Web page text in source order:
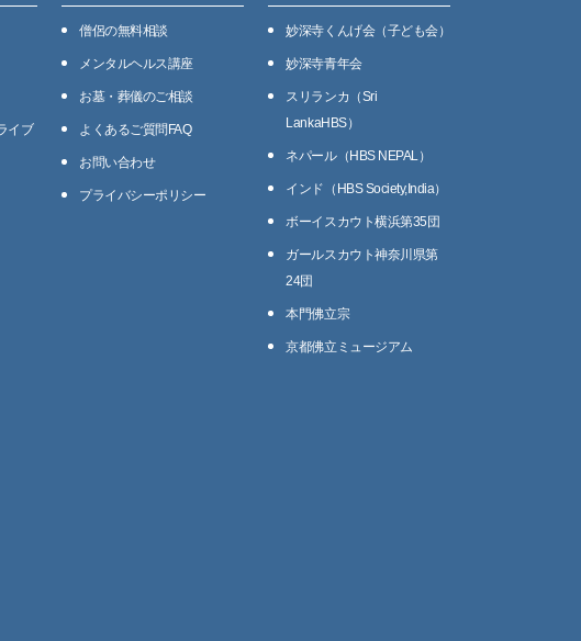
イブ
僧侶の無料相談
メンタルヘルス講座
お墓・葬儀のご相談
よくあるご質問FAQ
お問い合わせ
プライバシーポリシー
妙深寺くんげ会（⼦ども会）
妙深寺⻘年会
スリランカ（Sri
LankaHBS）
ネパール（HBS NEPAL）
インド（HBS Society,India）
ボーイスカウト横浜第35団
ガールスカウト神奈川県第
24団
本門佛立宗
京都佛立ミュージアム